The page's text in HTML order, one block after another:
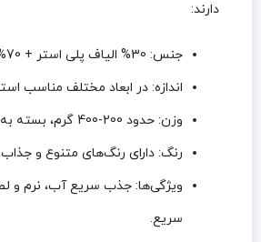
دارند:
جنس:
اندازه: در ابعاد مختلف مناسب
وزن: حدود 200-400 گرم، بسته به سایز حوله.
رنگ: دارای رنگ‌های متنوع و
ویژگی‌ها: جذب سریع آب، نرم و
سریع.